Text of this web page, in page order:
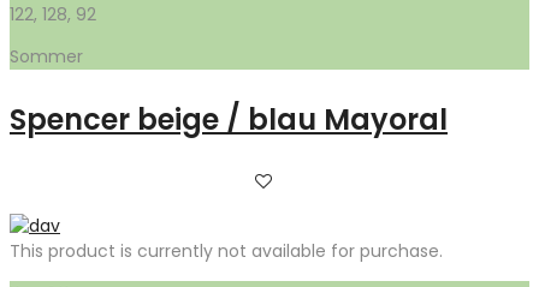
122, 128, 92
Sommer
Spencer beige / blau Mayoral
This product is currently not available for purchase.